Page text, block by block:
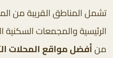
تشمل المناطق القريبة من
الرئيسية والمجمعات السكنية
منأفضل مواقع المحلات